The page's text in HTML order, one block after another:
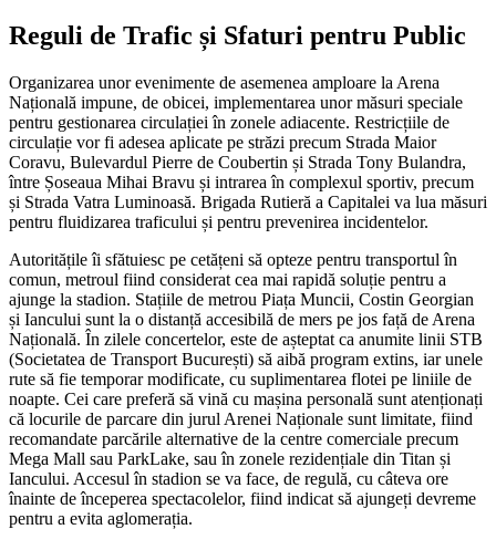
Reguli de Trafic și Sfaturi pentru Public
Organizarea unor evenimente de asemenea amploare la Arena
Națională impune, de obicei, implementarea unor măsuri speciale
pentru gestionarea circulației în zonele adiacente. Restricțiile de
circulație vor fi adesea aplicate pe străzi precum Strada Maior
Coravu, Bulevardul Pierre de Coubertin și Strada Tony Bulandra,
între Șoseaua Mihai Bravu și intrarea în complexul sportiv, precum
și Strada Vatra Luminoasă. Brigada Rutieră a Capitalei va lua măsuri
pentru fluidizarea traficului și pentru prevenirea incidentelor.
Autoritățile îi sfătuiesc pe cetățeni să opteze pentru transportul în
comun, metroul fiind considerat cea mai rapidă soluție pentru a
ajunge la stadion. Stațiile de metrou Piața Muncii, Costin Georgian
și Iancului sunt la o distanță accesibilă de mers pe jos față de Arena
Națională. În zilele concertelor, este de așteptat ca anumite linii STB
(Societatea de Transport București) să aibă program extins, iar unele
rute să fie temporar modificate, cu suplimentarea flotei pe liniile de
noapte. Cei care preferă să vină cu mașina personală sunt atenționați
că locurile de parcare din jurul Arenei Naționale sunt limitate, fiind
recomandate parcările alternative de la centre comerciale precum
Mega Mall sau ParkLake, sau în zonele rezidențiale din Titan și
Iancului. Accesul în stadion se va face, de regulă, cu câteva ore
înainte de începerea spectacolelor, fiind indicat să ajungeți devreme
pentru a evita aglomerația.